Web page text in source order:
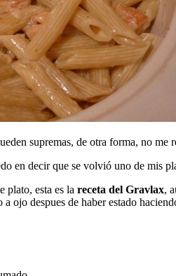
supremas, de otra forma, no me
en decir que se volvió uno de mis
plato, esta es la receta del Gravlax,
ojo despues de haber estado